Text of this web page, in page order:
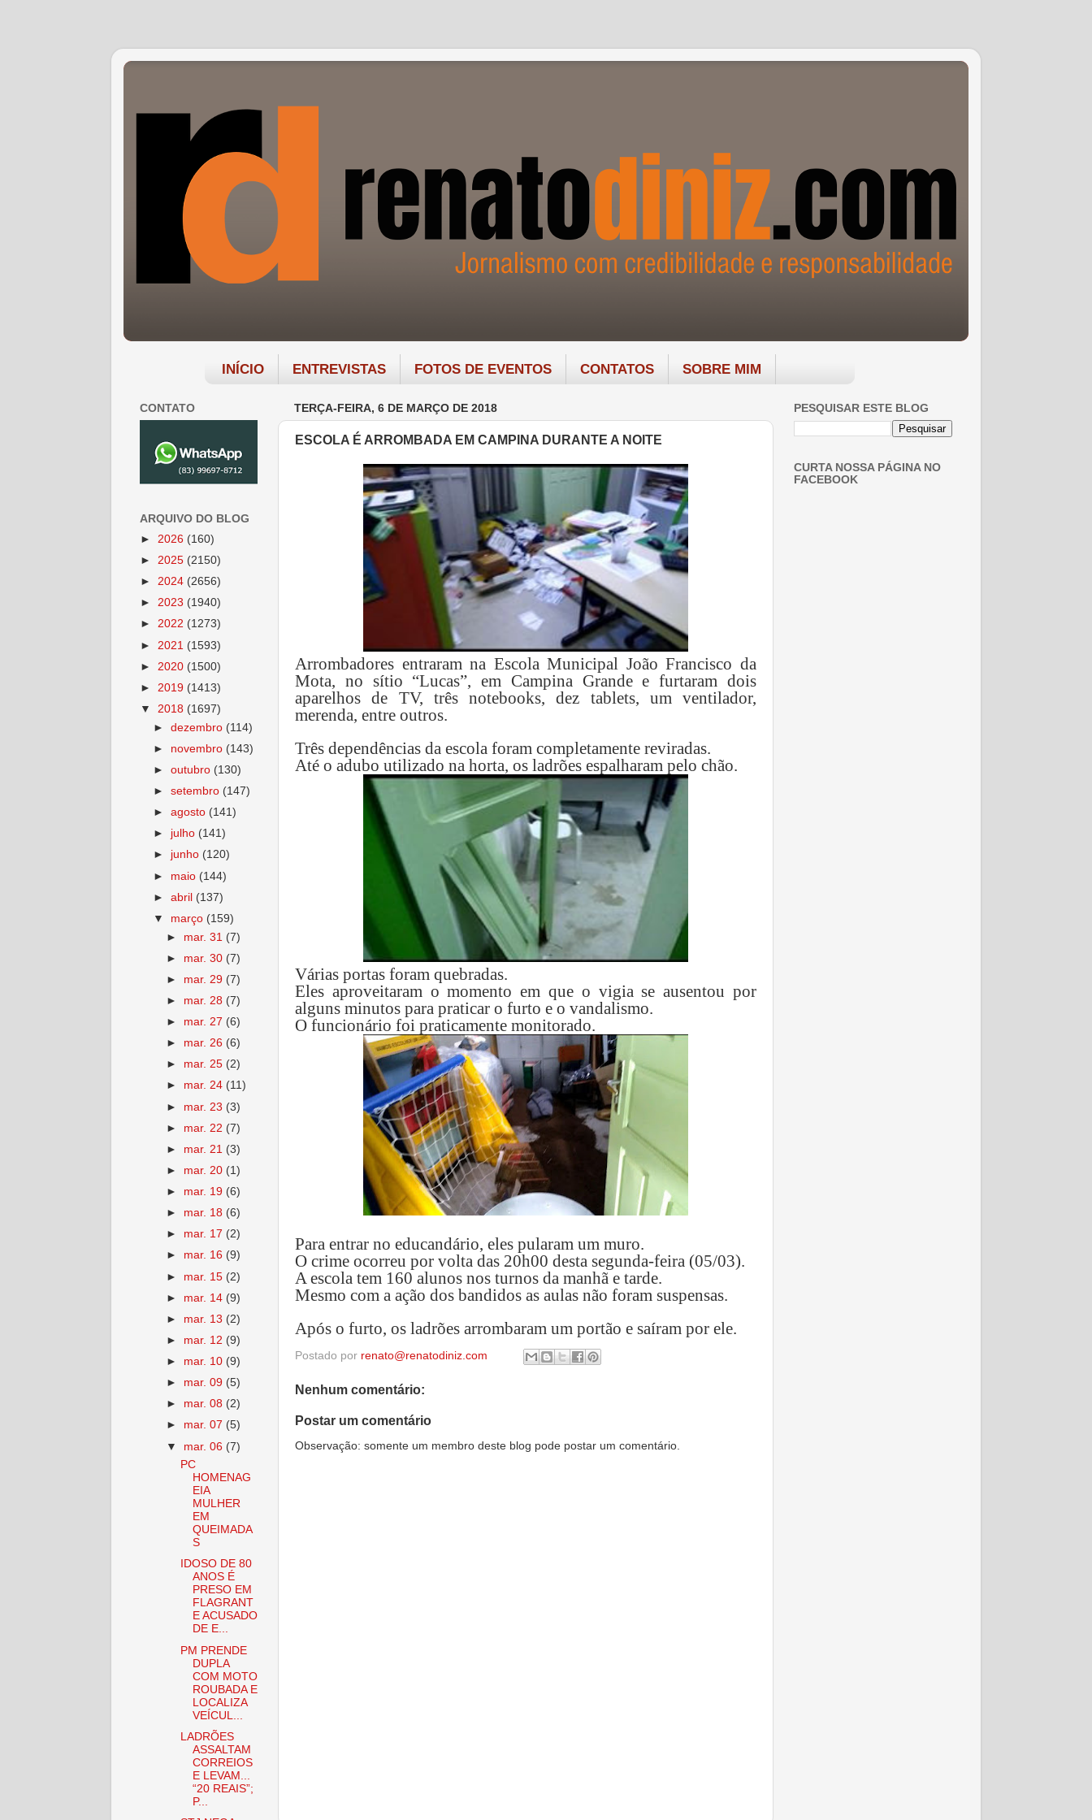
INÍCIO ENTREVISTAS FOTOS DE EVENTOS CONTATOS SOBRE MIM
TERÇA-FEIRA, 6 DE MARÇO DE 2018
ESCOLA É ARROMBADA EM CAMPINA DURANTE A NOITE
Arrombadores entraram na Escola Municipal João Francisco da
Mota, no sítio “Lucas”, em Campina Grande e furtaram dois
aparelhos de TV, três notebooks, dez tablets, um ventilador,
merenda, entre outros.
Três dependências da escola foram completamente reviradas.
Até o adubo utilizado na horta, os ladrões espalharam pelo chão.
Várias portas foram quebradas.
Eles aproveitaram o momento em que o vigia se ausentou por
alguns minutos para praticar o furto e o vandalismo.
O funcionário foi praticamente monitorado.
Para entrar no educandário, eles pularam um muro.
O crime ocorreu por volta das 20h00 desta segunda-feira (05/03).
A escola tem 160 alunos nos turnos da manhã e tarde.
Mesmo com a ação dos bandidos as aulas não foram suspensas.
Após o furto, os ladrões arrombaram um portão e saíram por ele.
Postado por renato@renatodiniz.com
Nenhum comentário:
Postar um comentário
Observação: somente um membro deste blog pode postar um comentário.
CONTATO
ARQUIVO DO BLOG
► 2026 (160)
► 2025 (2150)
► 2024 (2656)
► 2023 (1940)
► 2022 (1273)
► 2021 (1593)
► 2020 (1500)
► 2019 (1413)
▼ 2018 (1697)
►dezembro (114)
► novembro (143)
►outubro (130)
►setembro (147)
►agosto (141)
► julho (141)
► junho (120)
► maio (144)
►abril (137)
▼ março (159)
► mar. 31 (7)
► mar. 30 (7)
► mar. 29 (7)
► mar. 28 (7)
► mar. 27 (6)
► mar. 26 (6)
► mar. 25 (2)
► mar. 24 (11)
► mar. 23 (3)
► mar. 22 (7)
► mar. 21 (3)
► mar. 20 (1)
► mar. 19 (6)
► mar. 18 (6)
► mar. 17 (2)
► mar. 16 (9)
► mar. 15 (2)
► mar. 14 (9)
► mar. 13 (2)
► mar. 12 (9)
► mar. 10 (9)
► mar. 09 (5)
► mar. 08 (2)
► mar. 07 (5)
▼ mar. 06 (7)
PC
HOMENAG
EIA
MULHER
EM
QUEIMADA
S
IDOSO DE 80
ANOS É
PRESO EM
FLAGRANT
E ACUSADO
DE E...
PM PRENDE
DUPLA
COM MOTO
ROUBADA E
LOCALIZA
VEÍCUL...
LADRÕES
ASSALTAM
CORREIOS
E LEVAM...
“20 REAIS”;
P...
PESQUISAR ESTE BLOG
CURTA NOSSA PÁGINA NO
FACEBOOK